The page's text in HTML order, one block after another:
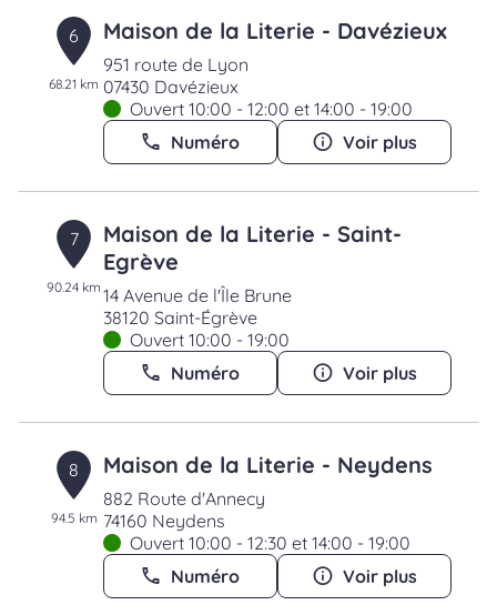
6
68.21 km
Maison de la Literie - Davézieux
951 route de Lyon
07430 Davézieux
Ouvert 10:00 - 12:00 et 14:00 - 19:00
Numéro
Voir plus
7
90.24 km
Maison de la Literie - Saint-
Egrève
14 Avenue de l'Île Brune
38120 Saint-Égrève
Ouvert 10:00 - 19:00
Numéro
Voir plus
8
94.5 km
Maison de la Literie - Neydens
882 Route d'Annecy
74160 Neydens
Ouvert 10:00 - 12:30 et 14:00 - 19:00
Numéro
Voir plus